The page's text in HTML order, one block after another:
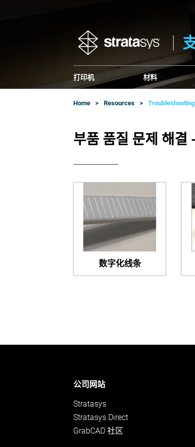
打印机 材料
Home Resources Troubleshooting
부품 품질 문제 해
数字化线条
公司网站
Stratasys
Stratasys Direct
GrabCAD 社区